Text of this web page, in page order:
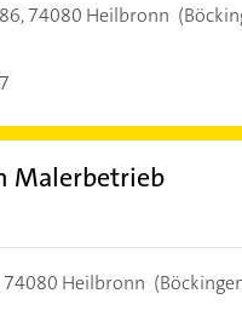
74080 Heilbronn
Malerbetrieb
74080 Heilbronn